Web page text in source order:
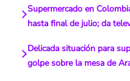
Supermercado en
hasta final de julio; da
Delicada situación para
golpe sobre la mesa de